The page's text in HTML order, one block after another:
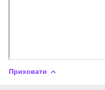
Приховати